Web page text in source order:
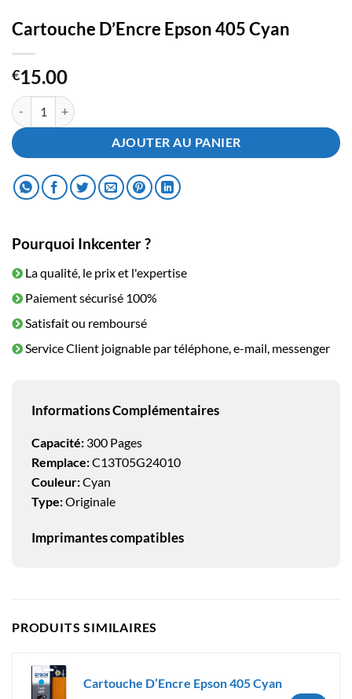
Cartouche D’Encre Epson 405 Cyan
€15.00
quantité de Cartouche D'Encre Epson 405 Cyan
AJOUTER AU PANIER
Pourquoi Inkcenter ?
La qualité, le prix et l'expertise
Paiement sécurisé 100%
Satisfait ou remboursé
Service Client joignable par téléphone, e-mail, messenger
Informations Complémentaires
Capacité: 300 Pages
Remplace:C13T05G24010
Couleur:Cyan
Type:Originale
Imprimantes compatibles
PRODUITS SIMILAIRES
Cartouche D’Encre Epson 405 Cyan